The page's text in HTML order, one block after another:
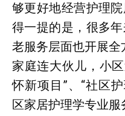
够更好地经营护理
得一提的是，很多
老服务层面也开展全
家庭连大伙儿，小
怀新项目”、“社区
区家居护理学专业